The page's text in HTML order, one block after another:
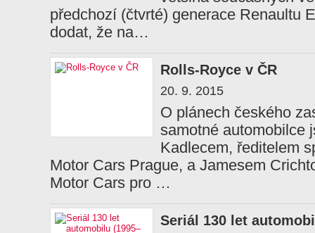
předchozí (čtvrté) generace Renaultu
dodat, že na…
Rolls-Royce v ČR
20. 9. 2015
O plánech českého
samotné automobilce
Kadlecem, ředitelem
Motor Cars Prague, a Jamesem
Motor Cars pro …
Seriál 130 let